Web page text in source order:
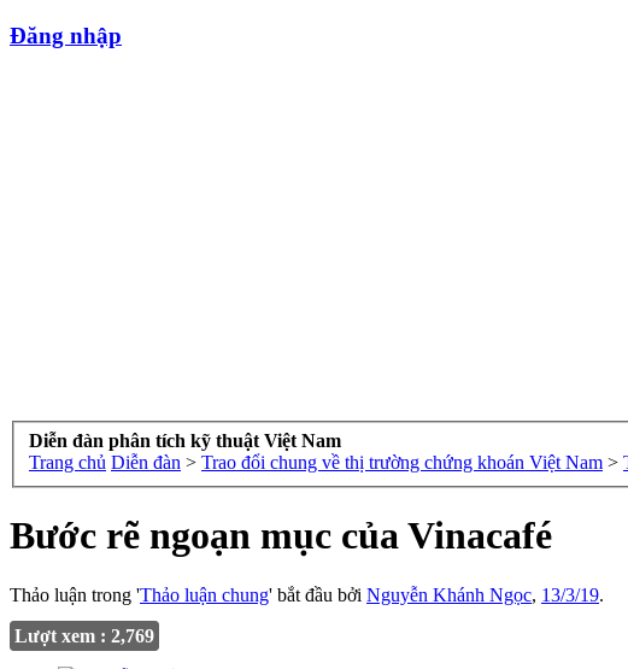
Đăng nhập
Diễn đàn phân tích kỹ thuật Việt Nam
Trang chủ Diễn đàn > Trao đổi chung về thị trường chứng khoán Việt Nam >
Bước rẽ ngoạn mục của Vinacafé
Thảo luận trong 'Thảo luận chung' bắt đầu bởi Nguyễn Khánh Ngọc, 13/3/19.
Lượt xem : 2,769